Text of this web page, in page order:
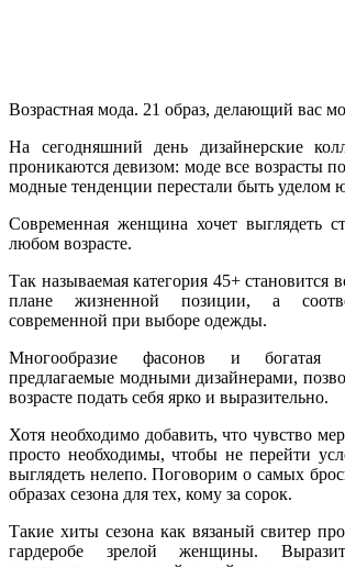
Возрастная мода. 21 образ, делающий вас
На сегодняшний день дизайнерские
проникаются девизом: моде все возрасты
модные тенденции перестали быть уделом
Современная женщина хочет выглядеть
любом возрасте.
Так называемая категория 45+ становится
плане жизненной позиции, а
современной при выборе одежды.
Многообразие фасонов и богатая
предлагаемые модными дизайнерами,
возрасте подать себя ярко и выразительно.
Хотя необходимо добавить, что чувство
просто необходимы, чтобы не перейти
выглядеть нелепо. Поговорим о самых
образах сезона для тех, кому за сорок.
Такие хиты сезона как вязаный свитер
гардеробе зрелой женщины.